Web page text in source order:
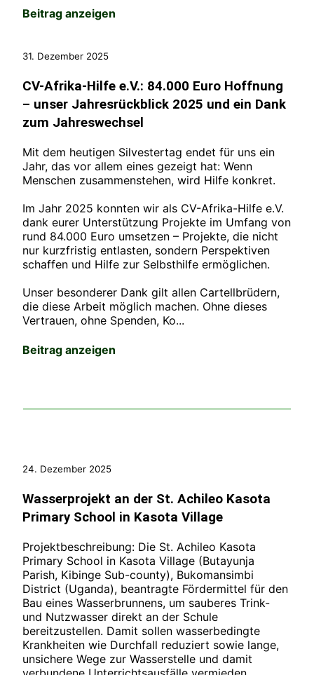
Beitrag anzeigen
31. Dezember 2025
CV-Afrika-Hilfe e.V.: 84.000 Euro Hoffnung
– unser Jahresrückblick 2025 und ein Dank
zum Jahreswechsel
Mit dem heutigen Silvestertag endet für uns ein
Jahr, das vor allem eines gezeigt hat: Wenn
Menschen zusammenstehen, wird Hilfe konkret.
Im Jahr 2025 konnten wir als CV-Afrika-Hilfe e.V.
dank eurer Unterstützung Projekte im Umfang von
rund 84.000 Euro umsetzen – Projekte, die nicht
nur kurzfristig entlasten, sondern Perspektiven
schaffen und Hilfe zur Selbsthilfe ermöglichen.
Unser besonderer Dank gilt allen Cartellbrüdern,
die diese Arbeit möglich machen. Ohne dieses
Vertrauen, ohne Spenden, Ko...
Beitrag anzeigen
24. Dezember 2025
Wasserprojekt an der St. Achileo Kasota
Primary School in Kasota Village
Projektbeschreibung: Die St. Achileo Kasota
Primary School in Kasota Village (Butayunja
Parish, Kibinge Sub-county), Bukomansimbi
District (Uganda), beantragte Fördermittel für den
Bau eines Wasserbrunnens, um sauberes Trink-
und Nutzwasser direkt an der Schule
bereitzustellen. Damit sollen wasserbedingte
Krankheiten wie Durchfall reduziert sowie lange,
unsichere Wege zur Wasserstelle und damit